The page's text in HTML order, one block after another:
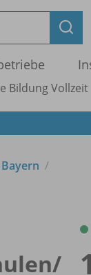
Bildung Vollzeit